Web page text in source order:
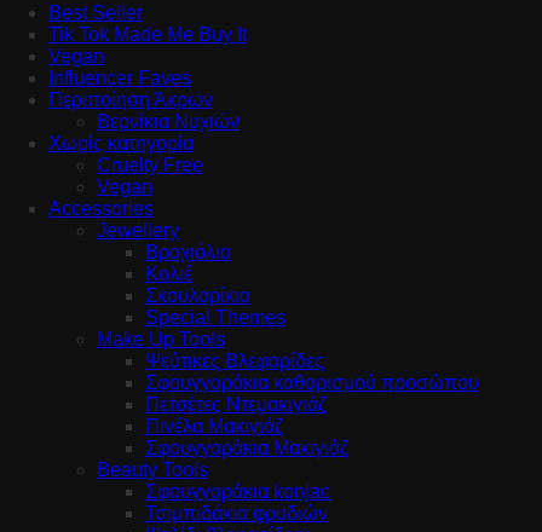
Best Seller
Tik Tok Made Me Buy It
Vegan
Influencer Faves
Περιποίηση Άκρων
Βερνίκια Νυχιών
Χωρίς κατηγορία
Cruelty Free
Vegan
Accessories
Jewellery
Βραχιόλια
Κολιέ
Σκουλαρίκια
Special Themes
Make Up Tools
Ψεύτικες Βλεφαρίδες
Σφουγγαράκια καθαρισμού προσώπου
Πετσέτες Ντεμακιγιάζ
Πινέλα Μακιγιάζ
Σφουγγαράκια Μακιγιάζ
Beauty Tools
Σφουγγαράκια konjac
Τσιμπιδάκια φρυδιών